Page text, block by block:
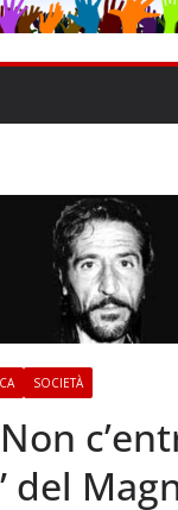
SOCIETÀ
del